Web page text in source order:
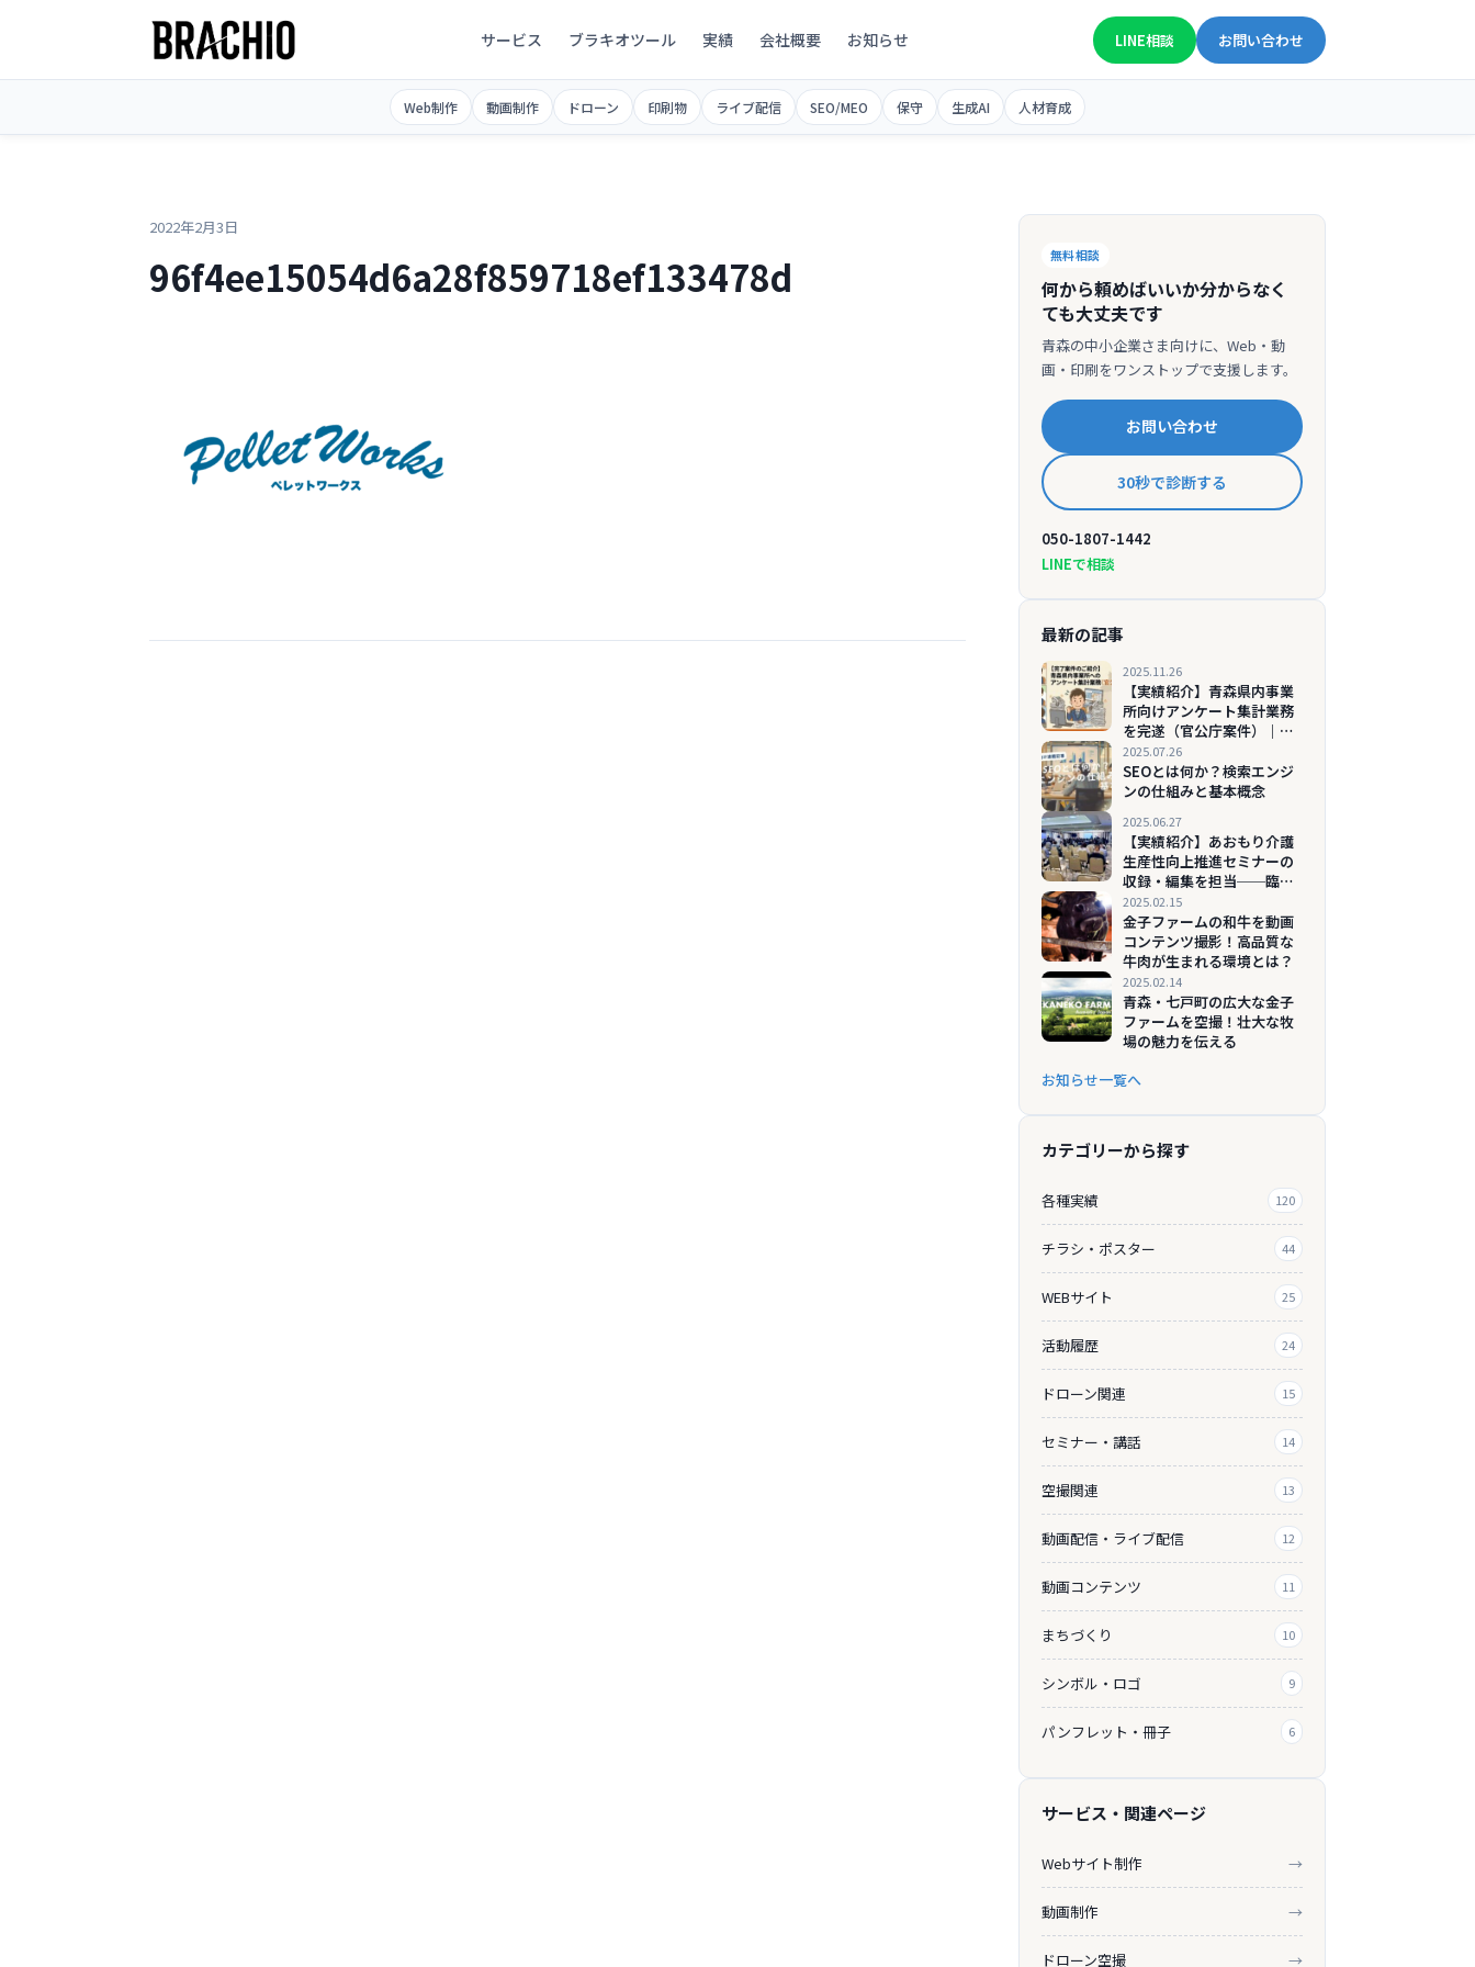
テ
ツ
050-1807-1442 平日 9:00〜18:00
サービス ブラキオツール 実績 会社概要 お知らせ LINE相談 お問い合わせ
Web制作 動画制作 ドローン 印刷物 ライブ配信 SEO/MEO 保守 生成AI 人材育成
TOP>>96f4ee15054d6a28f859718ef133478d
2022年2月3日
96f4ee15054d6a28f859718ef133478d 無料相談
何から頼めばいいか分からなく
ても大丈夫です
青森の中小企業さま向けに、Web・動
画・印刷をワンストップで支援します。
お問い合わせ
30秒で診断する
050-1807-1442
LINEで相談
最新の記事
2025.11.26
【実績紹介】青森県内事業
所向けアンケート集計業務
を完遂（官公庁案件）｜リ
スト整備から報告書作成ま
で
2025.07.26
SEOとは何か？検索エンジ
ンの仕組みと基本概念
2025.06.27
【実績紹介】あおもり介護
生産性向上推進セミナーの
収録・編集を担当──臨場
感とわかりやすさを両立し
たオンデマンド配信用映像
を制作
2025.02.15
金子ファームの和牛を動画
コンテンツ撮影！高品質な
牛肉が生まれる環境とは？
2025.02.14
青森・七戸町の広大な金子
ファームを空撮！壮大な牧
場の魅力を伝える
お知らせ一覧へ
カテゴリーから探す
各種実績 120
チラシ・ポスター 44
WEBサイト 25
活動履歴 24
ドローン関連 15
セミナー・講話 14
空撮関連 13
動画配信・ライブ配信 12
動画コンテンツ 11
まちづくり 10
シンボル・ロゴ 9
パンフレット・冊子 6
サービス・関連ページ
Webサイト制作 →
動画制作 →
ドローン空撮 →